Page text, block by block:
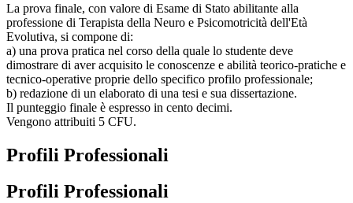
La prova finale, con valore di Esame di Stato abilitante alla
professione di Terapista della Neuro e Psicomotricità dell'Età
Evolutiva, si compone di:
a) una prova pratica nel corso della quale lo studente deve
dimostrare di aver acquisito le conoscenze e abilità teorico-pratiche e
tecnico-operative proprie dello specifico profilo professionale;
b) redazione di un elaborato di una tesi e sua dissertazione.
Il punteggio finale è espresso in cento decimi.
Vengono attribuiti 5 CFU.
Profili Professionali
Profili Professionali